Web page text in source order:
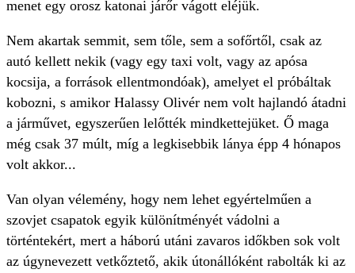
menet egy orosz katonai járőr vágott eléjük.
Nem akartak semmit, sem tőle, sem a sofőrtől, csak az
autó kellett nekik (vagy egy taxi volt, vagy az apósa
kocsija, a források ellentmondóak), amelyet el próbáltak
kobozni, s amikor Halassy Olivér nem volt hajlandó átadni
a járművet, egyszerűen lelőtték mindkettejüket. Ő maga
még csak 37 múlt, míg a legkisebbik lánya épp 4 hónapos
volt akkor...
Van olyan vélemény, hogy nem lehet egyértelműen a
szovjet csapatok egyik különítményét vádolni a
történtekért, mert a háború utáni zavaros időkben sok volt
az úgynevezett vetkőztető, akik útonállóként rabolták ki az